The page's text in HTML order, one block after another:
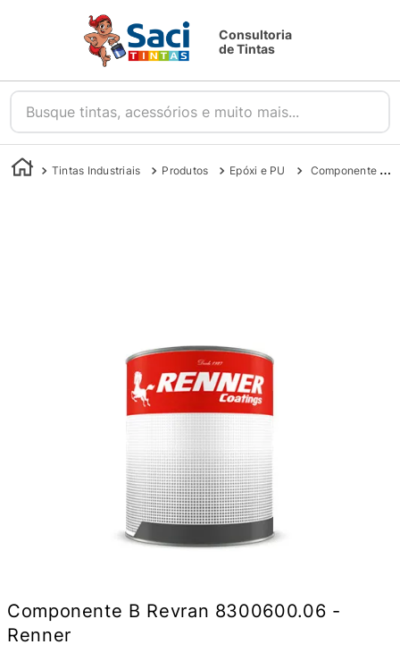
Consultoria
de Tintas
Busque tintas, acessórios e muito mais...
Tintas Industriais Produtos Epóxi e PU Componente B revran - Renner
Componente B Revran 8300600.06 -
Renner